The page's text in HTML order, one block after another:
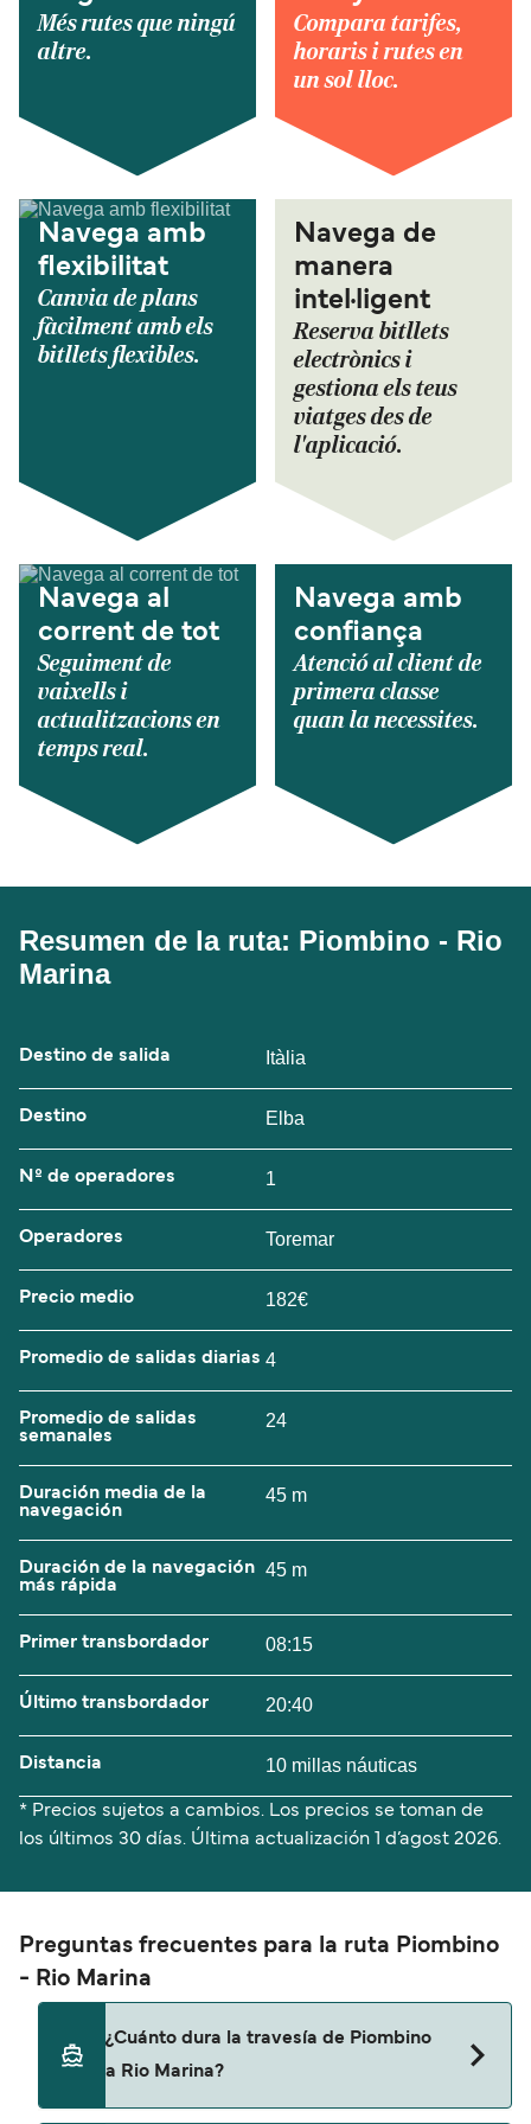
Més rutes que ningú
altre.
Compara tarifes,
horaris i rutes en
un sol lloc.
Navega amb
flexibilitat
Canvia de plans
fàcilment amb els
bitllets flexibles.
Navega de
manera
intel·ligent
Reserva bitllets
electrònics i
gestiona els teus
viatges des de
l'aplicació.
Navega al
corrent de tot
Seguiment de
vaixells i
actualitzacions en
temps real.
Navega amb
confiança
Atenció al client de
primera classe
quan la necessites.
Resumen de la ruta: Piombino - Rio
Marina
Destino de salida Itàlia
Destino Elba
Nº de operadores 1
Operadores Toremar
Precio medio 182€
Promedio de salidas diarias 4
Promedio de salidas
semanales
24
Duración media de la
navegación
45 m
Duración de la navegación
más rápida
45 m
Primer transbordador 08:15
Último transbordador 20:40
Distancia 10 millas náuticas
* Precios sujetos a cambios. Los precios se toman de
los últimos 30 días. Última actualización
1 d’agost 2026.
Preguntas frecuentes para la ruta Piombino
- Rio Marina
¿Cuánto dura la travesía de Piombino
a Rio Marina?